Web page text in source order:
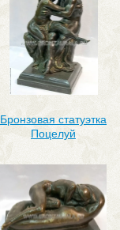
Бронзовая статуэтка
Поцелуй